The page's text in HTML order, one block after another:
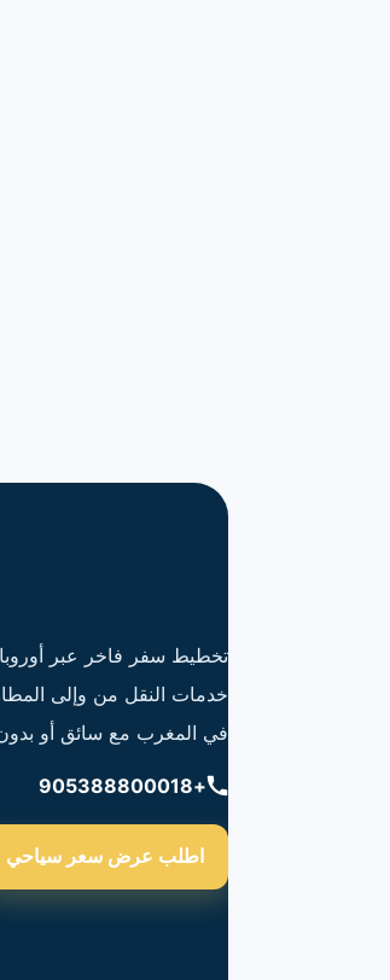
تخطيط سفر فاخر عبر
خدمات النقل من وإلى
في المغرب مع سائق أو
+905388800018
اطلب عرض سعر سياحي